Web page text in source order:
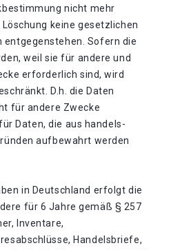
nicht mehr
keine gesetzlichen
Sofern die
weil sie für andere und
erforderlich sind, wird
D.h. die Daten
für andere Zwecke
Daten, die aus handels-
aufbewahrt werden
in Deutschland erfolgt die
für 6 Jahre gemäß § 257
Inventare,
Handelsbriefe,